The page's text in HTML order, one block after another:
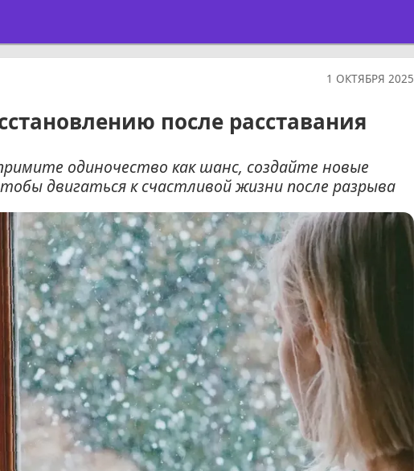
1 ОКТЯБРЯ 2025
после расставания
одиночество как шанс, создайте новые
двигаться к счастливой жизни после разрыва